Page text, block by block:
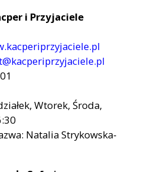
i Przyjaciele
Wtorek, Środa,
Natalia Strykowska-